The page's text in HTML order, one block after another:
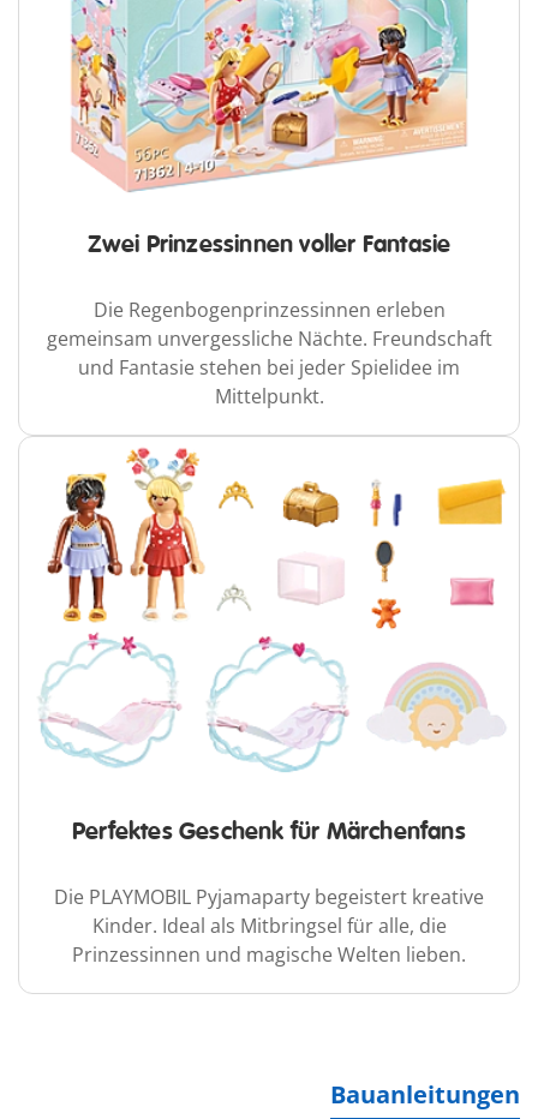
Zwei Prinzessinnen voller Fantasie
Die Regenbogenprinzessinnen erleben
gemeinsam unvergessliche Nächte. Freundschaft
und Fantasie stehen bei jeder Spielidee im
Mittelpunkt.
Perfektes Geschenk für Märchenfans
Die PLAYMOBIL Pyjamaparty begeistert kreative
Kinder. Ideal als Mitbringsel für alle, die
Prinzessinnen und magische Welten lieben.
Bauanleitungen